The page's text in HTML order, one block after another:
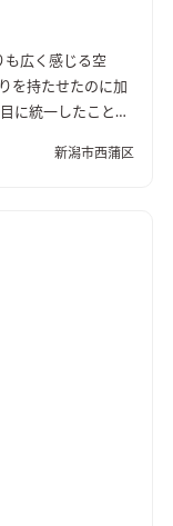
も広く感じる空
に統一したことに
防音効果も担って
新潟市西蒲区